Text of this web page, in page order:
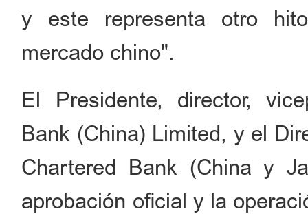
y este representa otro
mercado chino".
El Presidente, director,
Bank (China) Limited, y el
Chartered Bank (China y
aprobación oficial y la